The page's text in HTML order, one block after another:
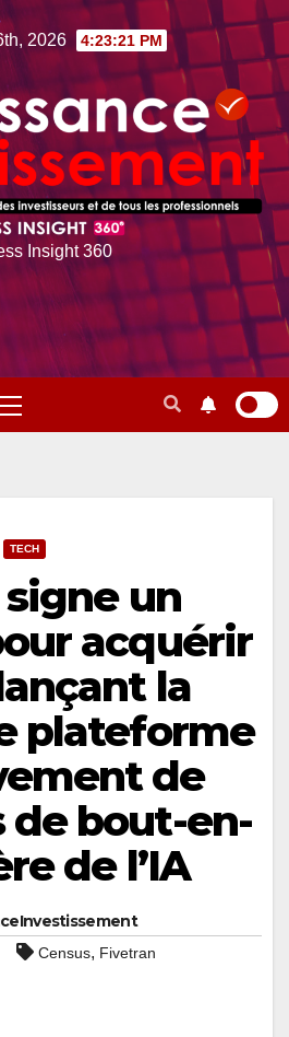
2026 4:23:22 PM
Insight 360
TECH
un
acquérir
la
plateforme
de
de bout-en-
de l’IA
Census, Fivetran